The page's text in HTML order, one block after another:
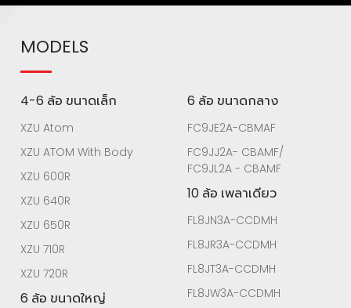
MODELS
4-6 ล้อ ขนาดเล็ก
XZU Atom
XZU ATOM With Body
XZU 600R
XZU 640R
XZU 650R
XZU 710R
XZU 720R
6 ล้อ ขนาดใหญ่
6 ล้อ ขนาดกลาง
FC9JE2A-CBMAF
FC9JJ2A- CBAMF/
FC9JL2A - CBAMF
10 ล้อ เพลาเดียว
FL8JN3A-CCDMH
FL8JR3A-CCDMH
FL8JT3A-CCDMH
FL8JW3A-CCDMH